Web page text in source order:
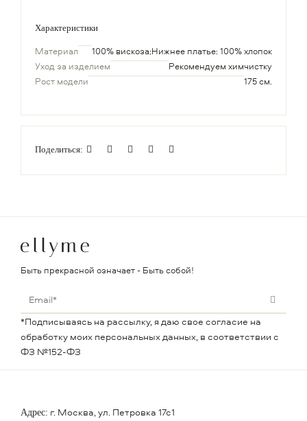
Характеристики
Материал
100% вискоза;Нижнее платье: 100% хлопок
Уход за изделием
Рекомендуем химчистку
Рост модели
175 см.
Поделиться:
Быть прекрасной означает - Быть собой!
*Подписываясь на рассылку, я даю свое согласие на
обработку моих персональных данных, в соответствии с
ФЗ №152-ФЗ
Адрес: г. Москва, ул. Петровка 17с1